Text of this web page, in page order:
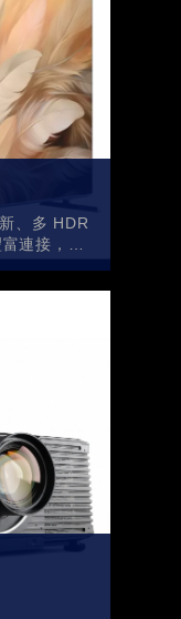
、多 HDR
連接，一